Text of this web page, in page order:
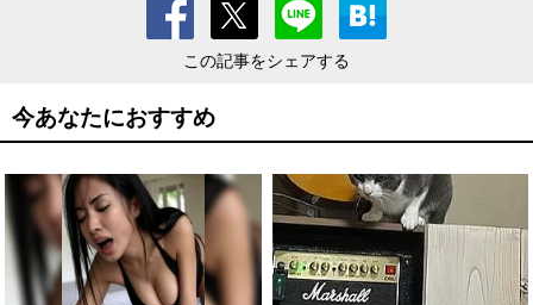
この記事をシェアする
今あなたにおすすめ